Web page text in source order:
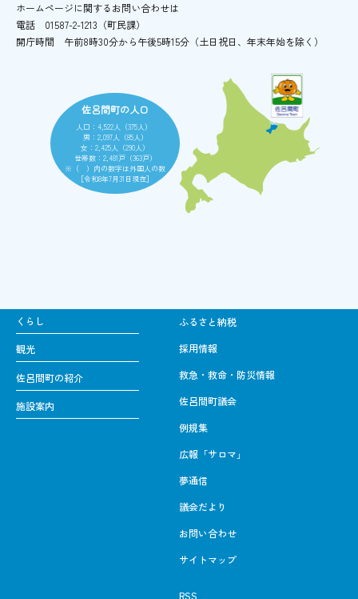
ホームページに関するお問い合わせは
電話
01587-2-1213（町民課）
開庁時間
午前8時30分から午後5時15分 （土日祝日、年末年始を除く）
佐呂間町の人口
人口：4,522人（375人）
男：2,097人（85人）
女：2,425人（290人）
世帯数：2,481戸（363戸）
※（ ）内の数字は外国人の数
［令和8年7月31日現在］
くらし
観光
佐呂間町の紹介
施設案内
ふるさと納税
採用情報
救急・救命・防災情報
佐呂間町議会
例規集
広報「サロマ」
夢通信
議会だより
お問い合わせ
サイトマップ
RSS